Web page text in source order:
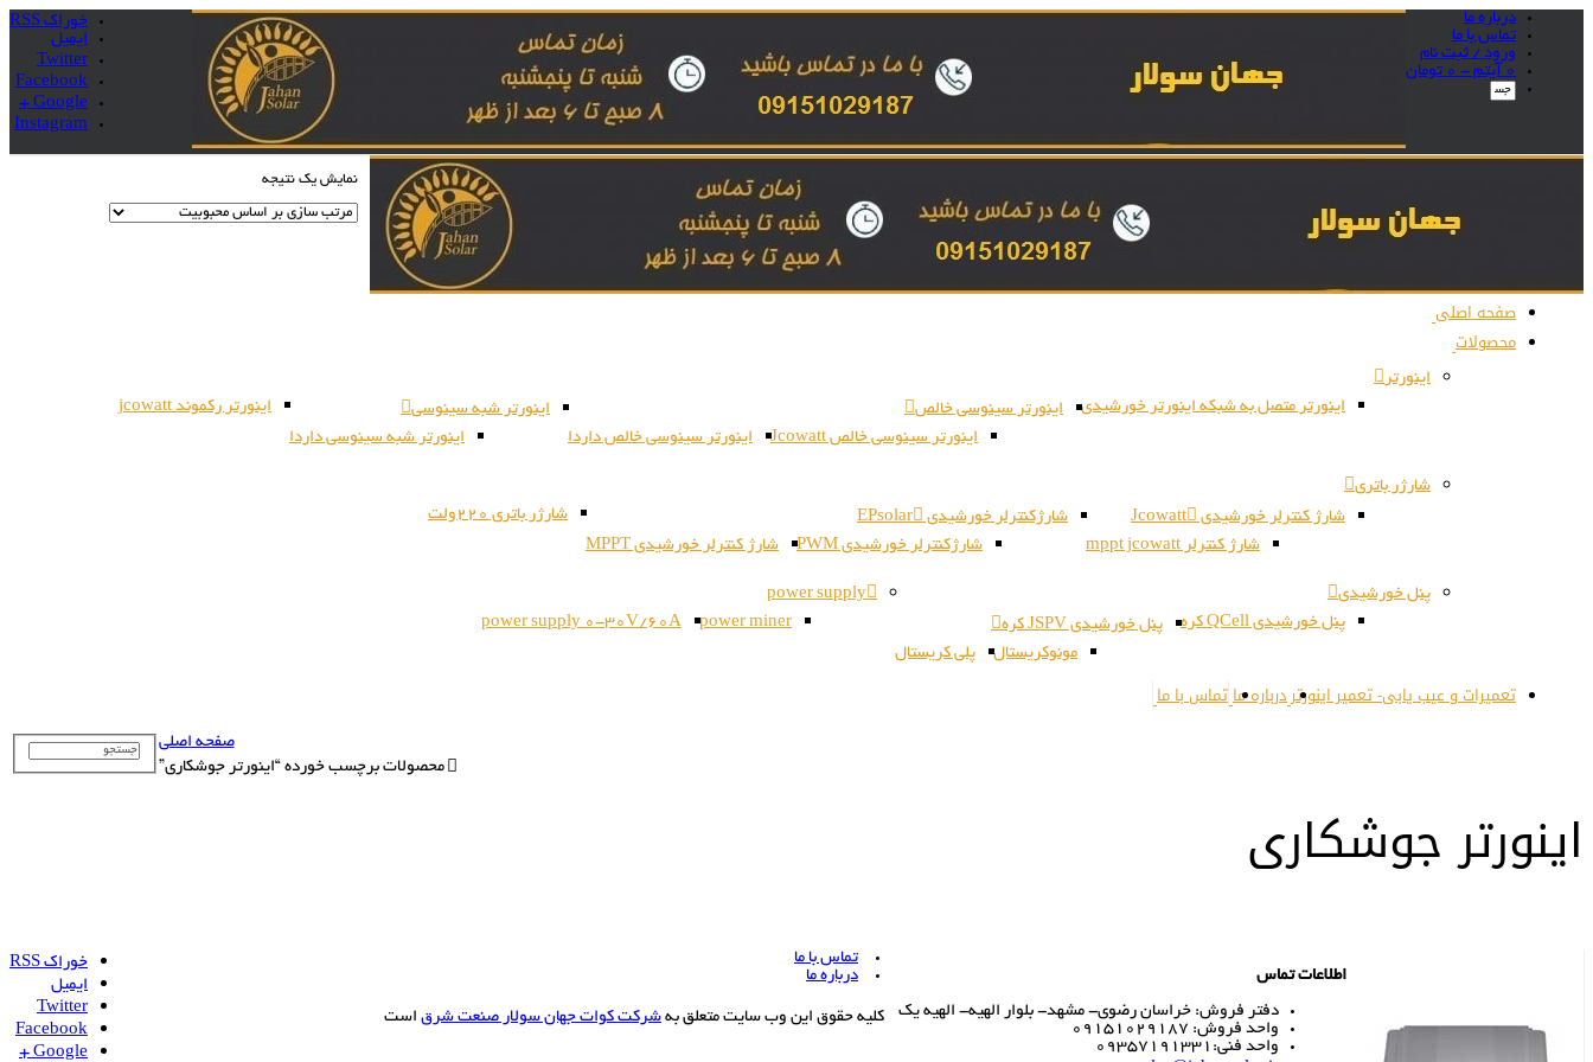
درباره ما
تماس با ما
ورود / ثبت نام
0 آیتم -
0 تومان
خوراک RSS
ایمیل
Twitter
Facebook
Google +
Instagram
صفحه اصلی
محصولات
اینورتر
اینورتر متصل به شبکه اینورتر خورشیدی
اینورتر سینوسی خالص
اینورتر سینوسی خالص Jcowatt
اینورتر سینوسی خالص داردا
اینورتر شبه سینوسی
اینورتر شبه سینوسی داردا
اینورتر رکموند jcowatt
شارژر باتری
شارژ کنترلر خورشیدی Jcowatt
شارژ کنترلر mppt jcowatt
شارژکنترلر خورشیدی EPsolar
شارژکنترلر خورشیدی PWM
شارژ کنترلر خورشیدی MPPT
شارژر باتری 220ولت
پنل خورشیدی
پنل خورشیدی QCell کره
پنل خورشیدی JSPV کره
مونوکریستال
پلی کریستال
power supply
power miner
power supply 0-30V/60A
تعمیرات و عیب یابی- تعمیر اینورتردرباره ماتماس با ما
اینورتر جوشکاری
صفحه اصلی
محصولات برچسب خورده “اینورتر جوشکاری”
نمایش یک نتیجه
اطلاعات تماس
دفتر فروش: خراسان رضوی- مشهد- بلوار الهیه- الهیه یک
واحد فروش: 09151029187
واحد فنی:09357191331
تماس با ما
درباره ما
کلیه حقوق این وب سایت متعلق به شرکت کوات جهان سولار صنعت شرق است
خوراک RSS
ایمیل
Twitter
Facebook
Google +